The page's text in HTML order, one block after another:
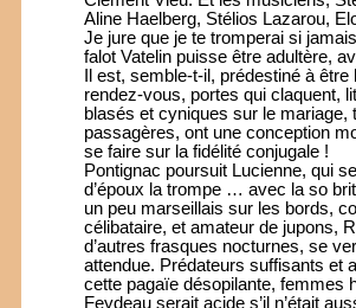
Aline Haelberg, Stélios Lazarou,
Je jure que je te tromperai si
falot Vatelin puisse être adultère,
Il est, semble-t-il, prédestiné à
rendez-vous, portes qui claquent,
blasés et cyniques sur le
passagères, ont une conception
se faire sur la fidélité conjugale !
Pontignac poursuit Lucienne, qui
d’époux la trompe … avec la so
un peu marseillais sur les bords,
célibataire, et amateur de jupons,
d’autres frasques nocturnes, se
attendue. Prédateurs suffisants et
cette pagaïe désopilante, femmes
Feydeau serait acide s’il n’était